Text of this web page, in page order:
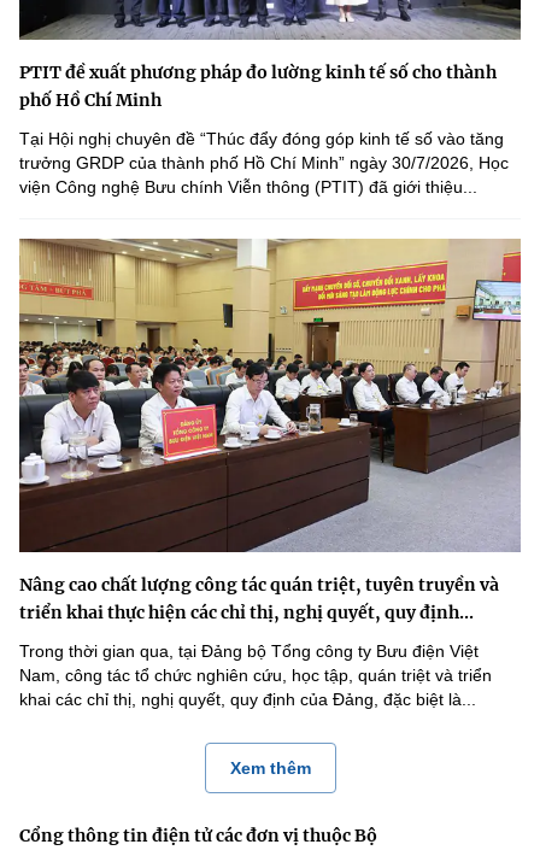
PTIT đề xuất phương pháp đo lường kinh tế số cho thành
phố Hồ Chí Minh
Tại Hội nghị chuyên đề “Thúc đẩy đóng góp kinh tế số vào tăng
trưởng GRDP của thành phố Hồ Chí Minh” ngày 30/7/2026, Học
viện Công nghệ Bưu chính Viễn thông (PTIT) đã giới thiệu...
Nâng cao chất lượng công tác quán triệt, tuyên truyền và
triển khai thực hiện các chỉ thị, nghị quyết, quy định...
Trong thời gian qua, tại Đảng bộ Tổng công ty Bưu điện Việt
Nam, công tác tổ chức nghiên cứu, học tập, quán triệt và triển
khai các chỉ thị, nghị quyết, quy định của Đảng, đặc biệt là...
Xem thêm
Cổng thông tin điện tử các đơn vị thuộc Bộ